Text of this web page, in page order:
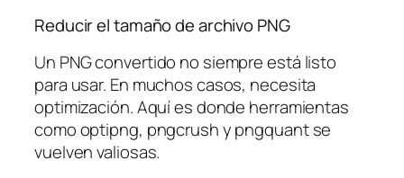
Reducir el tamaño de archivo PNG
Un PNG convertido no siempre está listo
para usar. En muchos casos, necesita
optimización. Aquí es donde herramientas
como optipng, pngcrush y pngquant se
vuelven valiosas.